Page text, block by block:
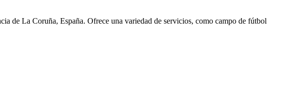
de La Coruña, España. Ofrece una variedad de servicios, como campo de fútbol